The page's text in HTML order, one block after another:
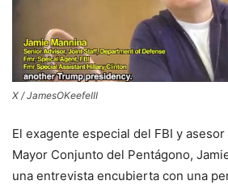
X / JamesOKeefeIII
El exagente especial del FBI y
Mayor Conjunto del Pentágono,
una entrevista encubierta con una